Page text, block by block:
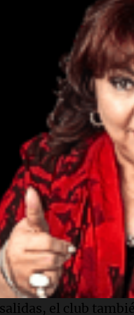
en varios casos
informó la
una cláusula
una inversión
Bustos y Paulo Díaz
valor de reventa.
de hacer pública
las críticas sobre
que valen los
el club